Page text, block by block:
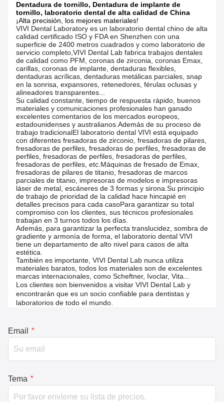
Dentadura de tornillo, Dentadura de implante de
tornillo, laboratorio dental de alta calidad de China
¡Alta precisión, los mejores materiales!
VIVI Dental Laboratory es un laboratorio dental chino de alta
calidad certificado ISO y FDA en Shenzhen con una
superficie de 2400 metros cuadrados y como laboratorio de
servicio completo,VIVI Dental Lab fabrica trabajos dentales
de calidad como PFM, coronas de zirconia, coronas Emax,
carillas, coronas de implante, dentaduras flexibles,
dentaduras acrílicas, dentaduras metálicas parciales, snap
en la sonrisa, expansores, retenedores, férulas oclusas y
alineadores transparentes...
Su calidad constante, tiempo de respuesta rápido, buenos
materiales y comunicaciones profesionales han ganado
excelentes comentarios de los mercados europeos,
estadounidenses y australianos.Además de su proceso de
trabajo tradicionalEl laboratorio dental VIVI está equipado
con diferentes fresadoras de zirconio, fresadoras de pilares,
fresadoras de perfiles, fresadoras de perfiles, fresadoras de
perfiles, fresadoras de perfiles, fresadoras de perfiles,
fresadoras de perfiles, etc.Máquinas de fresado de Emax,
fresadoras de pilares de titanio, fresadoras de marcos
parciales de titanio, impresoras de modelos e impresoras
láser de metal, escáneres de 3 formas y sirona.Su principio
de trabajo de prioridad de la calidad hace hincapié en
detalles precisos para cada casoPara garantizar su total
compromiso con los clientes, sus técnicos profesionales
trabajan en 3 turnos todos los días.
Además, para garantizar la perfecta translucidez, sombra de
gradiente y armonía de forma, el laboratorio dental VIVI
tiene un departamento de alto nivel para casos de alta
estética.
También es importante, VIVI Dental Lab nunca utiliza
materiales baratos, todos los materiales son de excelentes
marcas internacionales, como Scheftner, Ivoclar, Vita...
Los clientes son bienvenidos a visitar VIVI Dental Lab y
encontrarán que es un socio confiable para dentistas y
laboratorios de todo el mundo.
Email *
Tema *